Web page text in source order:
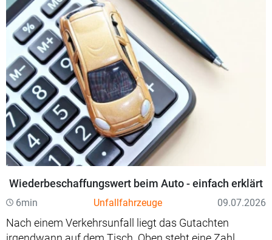
Wiederbeschaffungswert beim Auto - einfach erklärt
6min Unfallfahrzeuge 09.07.2026
Nach einem Verkehrsunfall liegt das Gutachten